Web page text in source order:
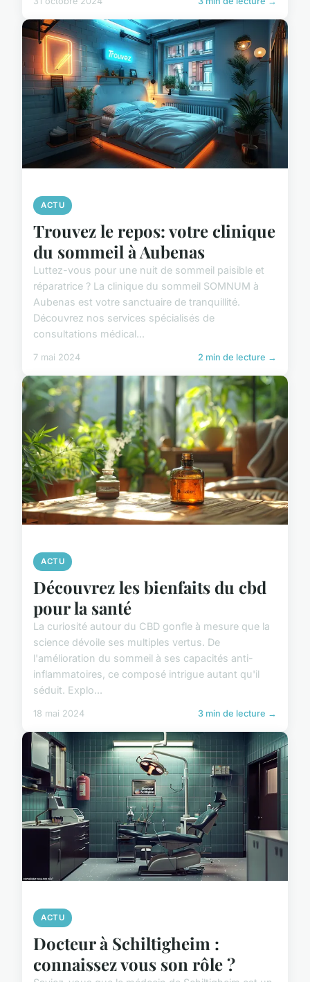
ACTU
Trouvez le repos: votre clinique
du sommeil à Aubenas
Luttez-vous pour une nuit de sommeil paisible et
réparatrice ? La clinique du sommeil SOMNUM à
Aubenas est votre sanctuaire de tranquillité.
Découvrez nos services spécialisés de
consultations médical...
7 mai 2024 2 min de lecture →
ACTU
Découvrez les bienfaits du cbd
pour la santé
La curiosité autour du CBD gonfle à mesure que la
science dévoile ses multiples vertus. De
l'amélioration du sommeil à ses capacités anti-
inflammatoires, ce composé intrigue autant qu'il
séduit. Explo...
18 mai 2024 3 min de lecture →
ACTU
Docteur à Schiltigheim :
connaissez vous son rôle ?